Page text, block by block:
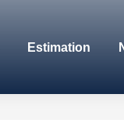
Estimation